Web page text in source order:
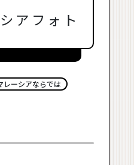
アフォト
レーシアならでは